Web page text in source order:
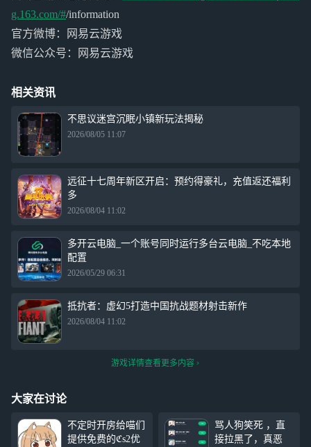
g.163.com/#/information
官方微博：网易云游戏
微信公众号：网易云游戏
相关资讯
不思议迷宫沉眠小镇新玩法揭秘
2026/08/05 11:07
远征十七周年新区开启：预约得豪礼，充值返还福利
多
2026/08/04 11:02
多开云电脑_一个账号同时运行多台云电脑_不吃本地
配置
2026/05/29 06:31
抵抗者：虚幻5打造中国抗战题材射击新作
2026/08/04 11:02
游戏详情查看更多内容
大家在讨论
不定时开房给喵们
提供免费的ℭs2优
骂人狗笑死 ，直
接拉黑了，真恶